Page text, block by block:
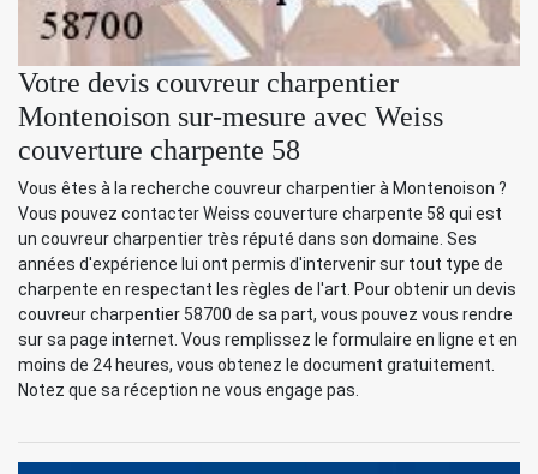
Votre devis couvreur charpentier
Montenoison sur-mesure avec Weiss
couverture charpente 58
Vous êtes à la recherche couvreur charpentier à Montenoison ?
Vous pouvez contacter Weiss couverture charpente 58 qui est
un couvreur charpentier très réputé dans son domaine. Ses
années d'expérience lui ont permis d'intervenir sur tout type de
charpente en respectant les règles de l'art. Pour obtenir un devis
couvreur charpentier 58700 de sa part, vous pouvez vous rendre
sur sa page internet. Vous remplissez le formulaire en ligne et en
moins de 24 heures, vous obtenez le document gratuitement.
Notez que sa réception ne vous engage pas.